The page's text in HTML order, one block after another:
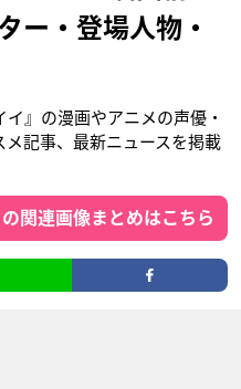
ー・登場人物・
』の漫画やアニメの声優・
記事、最新ニュースを掲載
関連画像まとめはこちら